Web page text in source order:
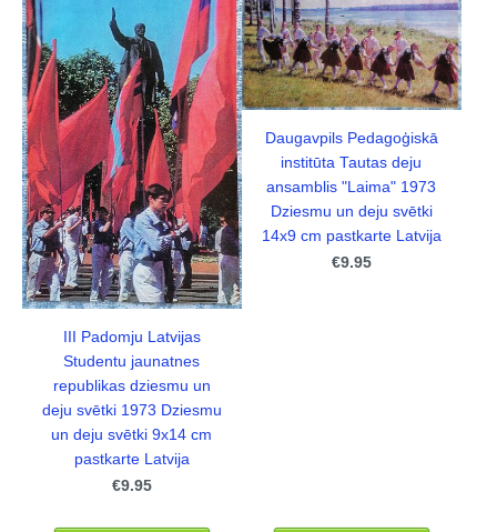
III Padomju Latvijas
Studentu jaunatnes
republikas dziesmu un
deju svētki 1973 Dziesmu
un deju svētki 9x14 cm
pastkarte Latvija
€9.95
Daugavpils Pedagoģiskā
institūta Tautas deju
ansamblis "Laima" 1973
Dziesmu un deju svētki
14x9 cm pastkarte Latvija
€9.95